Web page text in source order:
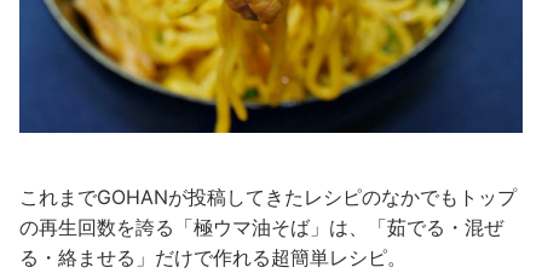
これまでGOHANが投稿してきたレシピのなかでもトップ
の再生回数を誇る「極ウマ油そば」は、「茹でる・混ぜ
る・絡ませる」だけで作れる超簡単レシピ。